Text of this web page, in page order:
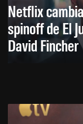
Netflix
spinoff de El
David Fincher